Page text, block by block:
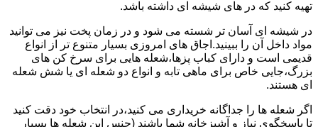
تهیه کنید که در های شیشه ای داشته باشد.
در شیشه ای آسان تر شسته می شود و در زمان پخت نیز می توانید
مواد داخل آن را ببینید.اجاق های امروزی بسیار متنوع تر از انواع
قدیمی است و دارای کباب پزها،شعله هایی برای سرخ کن های
بزرگ،جایی خاص برای ماهی تابه و انواع دو شعله ای یا شش شعله
ای هستند.
اگر شعله ها را جداگانه خریداری می کنید،در انتخاب خود دقت کنید
تا پاسخگوی نیاز و آشپزخانه شما باشند (جنس این شعله ها بسیار